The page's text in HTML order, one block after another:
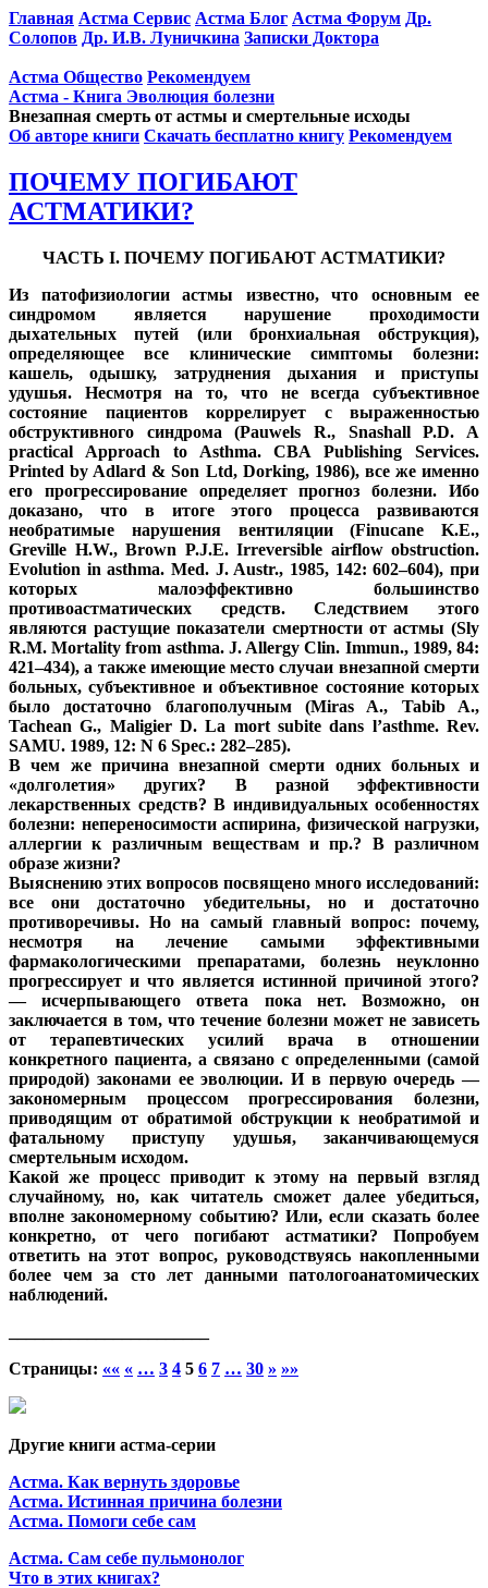
Главная Астма Сервис Астма Блог Астма Форум Др.
Солопов Др. И.В. Луничкина Записки Доктора
Астма Общество Рекомендуем
Астма - Книга Эволюция болезни
Внезапная смерть от астмы и смертельные исходы
Об авторе книги Скачать бесплатно книгу Рекомендуем
ПОЧЕМУ ПОГИБАЮТ
АСТМАТИКИ?
ЧАСТЬ I. ПОЧЕМУ ПОГИБАЮТ АСТМАТИКИ?
Из патофизиологии астмы известно, что основным ее
синдромом является нарушение проходимости
дыхательных путей (или бронхиальная обструкция),
определяющее все клинические симптомы болезни:
кашель, одышку, затруднения дыхания и приступы
удушья. Несмотря на то, что не всегда субъективное
состояние пациентов коррелирует с выраженностью
обструктивного синдрома (Pauwels R., Snashall P.D. A
practical Approach to Asthma. CBA Publishing Services.
Printed by Adlard & Son Ltd, Dorking, 1986), все же именно
его прогрессирование определяет прогноз болезни. Ибо
доказано, что в итоге этого процесса развиваются
необратимые нарушения вентиляции (Finucane K.E.,
Greville H.W., Brown P.J.E. Irreversible airflow obstruction.
Evolution in asthma. Med. J. Austr., 1985, 142: 602–604), при
которых малоэффективно большинство
противоастматических средств. Следствием этого
являются растущие показатели смертности от астмы (Sly
R.M. Mortality from asthma. J. Allergy Clin. Immun., 1989, 84:
421–434), а также имеющие место случаи внезапной смерти
больных, субъективное и объективное состояние которых
было достаточно благополучным (Miras A., Tabib A.,
Tachean G., Maligier D. La mort subite dans l’asthme. Rev.
SAMU. 1989, 12: N 6 Spec.: 282–285).
В чем же причина внезапной смерти одних больных и
«долголетия» других? В разной эффективности
лекарственных средств? В индивидуальных особенностях
болезни: непереносимости аспирина, физической нагрузки,
аллергии к различным веществам и пр.? В различном
образе жизни?
Выяснению этих вопросов посвящено много исследований:
все они достаточно убедительны, но и достаточно
противоречивы. Но на самый главный вопрос: почему,
несмотря на лечение самыми эффективными
фармакологическими препаратами, болезнь неуклонно
прогрессирует и что является истинной причиной этого?
— исчерпывающего ответа пока нет. Возможно, он
заключается в том, что течение болезни может не зависеть
от терапевтических усилий врача в отношении
конкретного пациента, а связано с определенными (самой
природой) законами ее эволюции. И в первую очередь —
закономерным процессом прогрессирования болезни,
приводящим от обратимой обструкции к необратимой и
фатальному приступу удушья, заканчивающемуся
смертельным исходом.
Какой же процесс приводит к этому на первый взгляд
случайному, но, как читатель сможет далее убедиться,
вполне закономерному событию? Или, если сказать более
конкретно, от чего погибают астматики? Попробуем
ответить на этот вопрос, руководствуясь накопленными
более чем за сто лет данными патологоанатомических
наблюдений.
Страницы: «« « … 3 4 5 6 7 … 30 » »»
Другие книги астма-серии
Астма. Как вернуть здоровье
Астма. Истинная причина болезни
Астма. Помоги себе сам
Астма. Сам себе пульмонолог
Что в этих книгах?